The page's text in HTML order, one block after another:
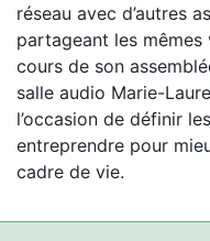
réseau avec d’autres
partageant les
cours de son
salle audio Marie-
l’occasion de définir
entreprendre pour
cadre de vie.